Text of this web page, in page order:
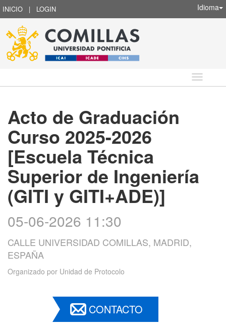
INICIO | LOGIN Idioma
Idioma
Acto de Graduación
Curso 2025-2026
[Escuela Técnica
Superior de Ingeniería
(GITI y GITI+ADE)]
05-06-2026 11:30
CALLE UNIVERSIDAD COMILLAS, MADRID,
ESPAÑA
Organizado por Unidad de Protocolo
CONTACTO